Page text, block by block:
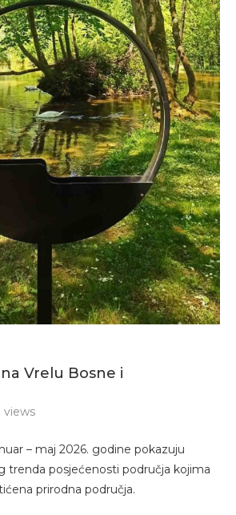
Vrelu Bosne i
views
– maj 2026. godine pokazuju
trenda posjećenosti područja kojima
prirodna područja.